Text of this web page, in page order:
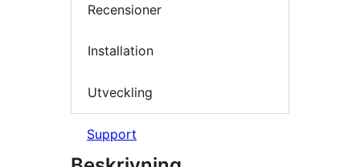
Recensioner
Installation
Utveckling
Support